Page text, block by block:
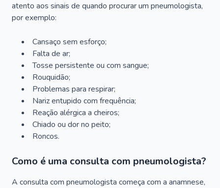
atento aos sinais de quando procurar um pneumologista,
por exemplo:
Cansaço sem esforço;
Falta de ar;
Tosse persistente ou com sangue;
Rouquidão;
Problemas para respirar;
Nariz entupido com frequência;
Reação alérgica a cheiros;
Chiado ou dor no peito;
Roncos.
Como é uma consulta com pneumologista?
A consulta com pneumologista começa com a anamnese,